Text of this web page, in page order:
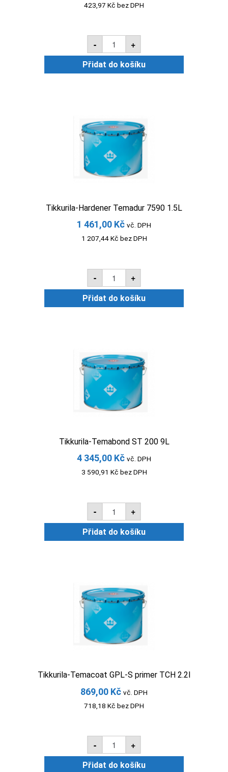
423,97 Kč bez DPH
-
Tikkurila-
Hardener
Temadur
7590
0.45L
+
Přidat do košíku
Tikkurila-Hardener Temadur 7590 1.5L
1 461,00 Kč vč. DPH
1 207,44Kč bez DPH
-
Tikkurila-
Hardener
Temadur
7590
1.5L
+
Přidat do košíku
Tikkurila-Temabond ST 200 9L
4 345,00 Kč vč. DPH
3 590,91 Kč bez DPH
-
Tikkurila-
Temabond
ST
200
+
Přidat do košíku
Tikkurila-Temacoat GPL-S primer TCH 2.2l
869,00 Kč vč. DPH
718,18 Kč bez DPH
-
Tikkurila-
Temacoat
GPL-
S
+
Přidat do košíku